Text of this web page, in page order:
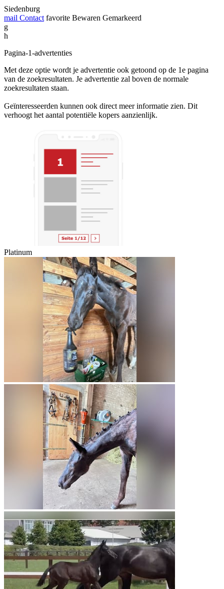
Siedenburg
mail Contact favorite Bewaren Gemarkeerd
g
h
Pagina-1-advertenties
Met deze optie wordt je advertentie ook getoond op de 1e pagina
van de zoekresultaten. Je advertentie zal boven de normale
zoekresultaten staan.
Geïnteresseerden kunnen ook direct meer informatie zien. Dit
verhoogt het aantal potentiële kopers aanzienlijk.
Platinum